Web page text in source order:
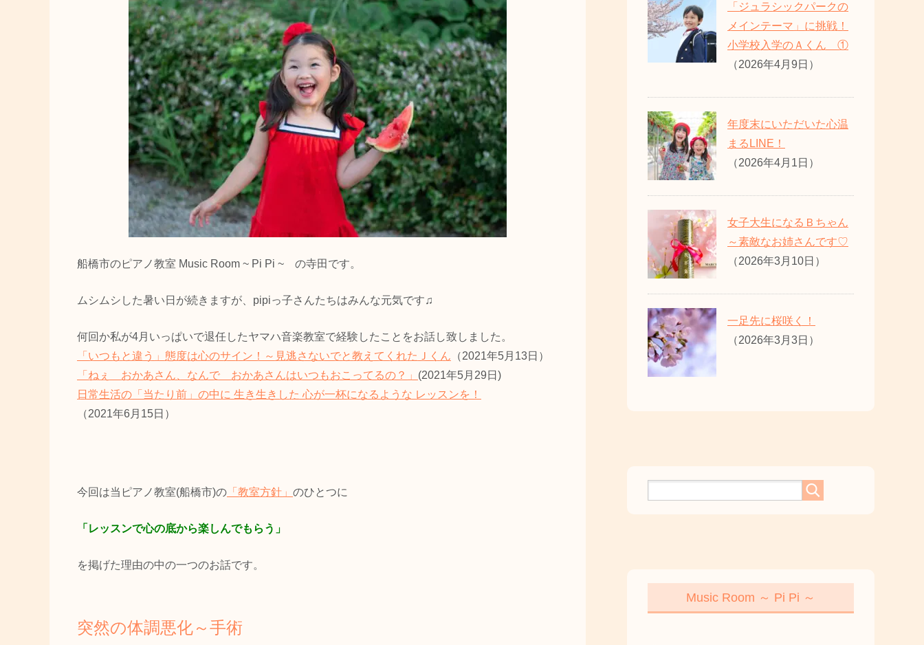
船橋市のピアノ教室 Music Room ~ Pi Pi ~ の寺田です。
ムシムシした暑い日が続きますが、pipiっ子さんたちはみんな元気です♫
何回か私が4月いっぱいで退任したヤマハ音楽教室で経験したことをお話し致しました。
「いつもと違う」態度は心のサイン！～見逃さないでと教えてくれたＪくん （2021年5月13日）
「ねぇ おかあさん、なんで おかあさんはいつもおこってるの？」 (2021年5月29日)
日常生活の「当たり前」の中に 生き生きした 心が一杯になるような レッスンを！
（2021年6月15日）
今回は当ピアノ教室(船橋市)の 「教室方針」 のひとつに
「レッスンで心の底から楽しんでもらう」
を掲げた理由の中の一つのお話です。
突然の体調悪化～手術
「ジュラシックパークの
メインテーマ」に挑戦！
小学校入学のＡくん ①
（2026年4月9日）
年度末にいただいた心温
まるLINE！
（2026年4月1日）
女子大生になるＢちゃん
～素敵なお姉さんです♡
（2026年3月10日）
一足先に桜咲く！
（2026年3月3日）
Music Room ～ Pi Pi ～